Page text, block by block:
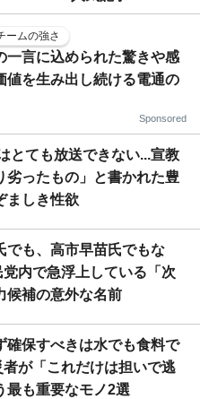
ームの強さ
一言に込められた驚きや感
値を生み出し続ける電通の
Sponsored
とても放送できない...宣教
劣ったもの」と書かれた豊
ましき性欲
でも、高市早苗氏でもな
党内で急浮上している「次
候補の意外な名前
確保すべきは水でも食料で
者が「これだけは担いで逃
最も重要なモノ2選